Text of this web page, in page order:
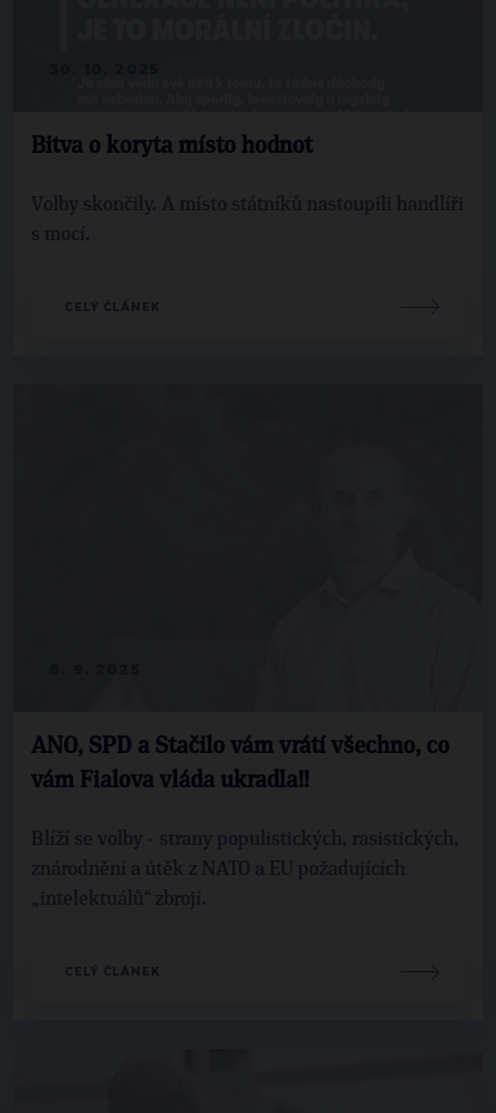
Bitva o koryta místo hodnot
Volby skončily. A místo státníků nastoupili handlíři
s mocí.
CELÝ ČLÁNEK
ANO, SPD a Stačilo vám vrátí všechno, co
vám Fialova vláda ukradla!!
Blíží se volby - strany populistických, rasistických,
znárodnění a útěk z NATO a EU požadujících
„intelektuálů“ zbrojí.
CELÝ ČLÁNEK